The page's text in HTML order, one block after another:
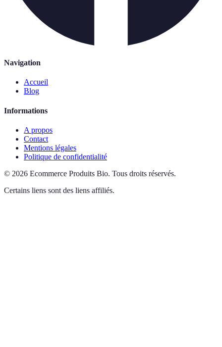
Navigation
Accueil
Blog
Informations
A propos
Contact
Mentions légales
Politique de confidentialité
© 2026 Ecommerce Produits Bio. Tous droits réservés.
Certains liens sont des liens affiliés.